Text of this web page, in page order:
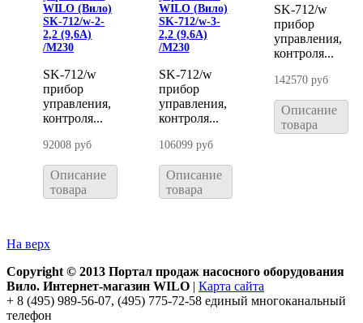
WILO (Вило)
SK-712/w-2-
2,2 (9,6A)
/M230
SK-712/w
прибор
управления,
контроля...
92008 руб
Описание
товара
WILO (Вило)
SK-712/w-3-
2,2 (9,6A)
/M230
SK-712/w
прибор
управления,
контроля...
106099 руб
Описание
товара
SK-712/w
прибор
управления,
контроля...
142570 руб
Описание
товара
На верх
Copyright © 2013 Портал продаж насосного оборудования
Вило. Интернет-магазин WILO | Карта сайта
+ 8 (495) 989-56-07, (495) 775-72-58 единый многоканальный
телефон